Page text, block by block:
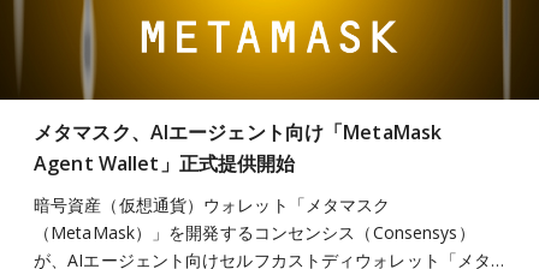
メタマスク、AIエージェント向け「MetaMask
Agent Wallet」正式提供開始
暗号資産（仮想通貨）ウォレット「メタマスク
（MetaMask）」を開発するコンセンシス（Consensys）
が、AIエージェント向けセルフカストディウォレット「メタ…